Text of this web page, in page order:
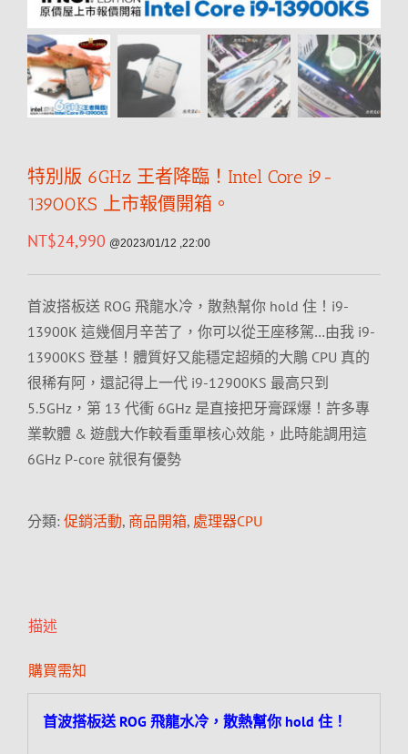
特別版 6GHz 王者降臨！Intel Core i9-
13900KS 上市報價開箱。
NT$24,990 @2023/01/12 ,22:00
首波搭板送 ROG 飛龍水冷，散熱幫你 hold 住！i9-
13900K 這幾個月辛苦了，你可以從王座移駕…由我 i9-
13900KS 登基！體質好又能穩定超頻的大鵰 CPU 真的
很稀有阿，還記得上一代 i9-12900KS 最高只到
5.5GHz，第 13 代衝 6GHz 是直接把牙膏踩爆！許多專
業軟體 & 遊戲大作較看重單核心效能，此時能調用這
6GHz P-core 就很有優勢
分類: 促銷活動, 商品開箱, 處理器CPU
描述
購買需知
首波搭板送 ROG 飛龍水冷，散熱幫你 hold 住！